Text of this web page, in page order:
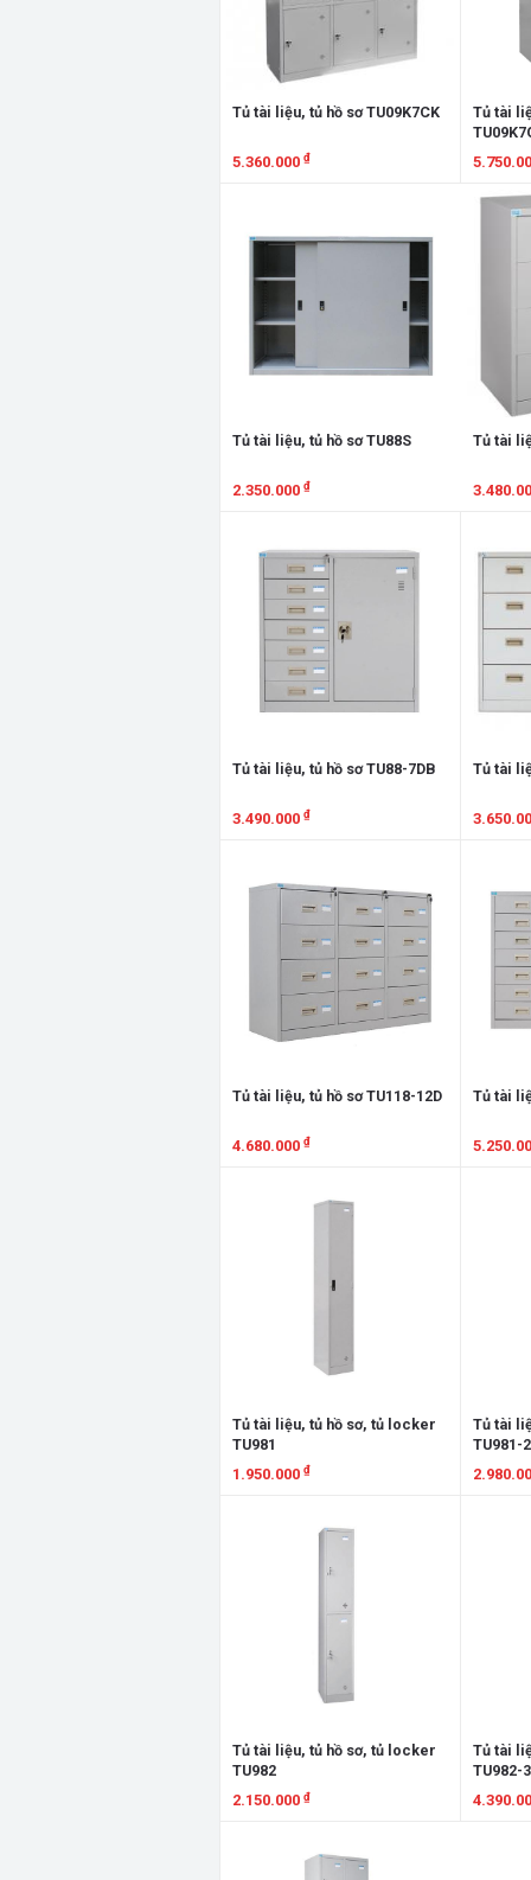
Tủ tài liệu, tủ hồ sơ TU09K7CK
5.360.000 ₫
Tủ tài
Xem
Tủ tài liệu, tủ hồ sơ TU88S
2.350.000 ₫
Tủ tài
Tủ tài liệu, tủ hồ sơ TU88-7DB
3.490.000 ₫
Tủ tài
Tủ tài liệu, tủ hồ sơ TU118-12D
4.680.000 ₫
Tủ tài
Tủ tài liệu, tủ hồ sơ, tủ locker
TU981
1.950.000 ₫
Tủ tài
TU981-
Tủ tài liệu, tủ hồ sơ, tủ locker
TU982
2.150.000 ₫
Tủ tài
TU982-